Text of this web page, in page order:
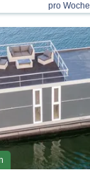
pro Woche